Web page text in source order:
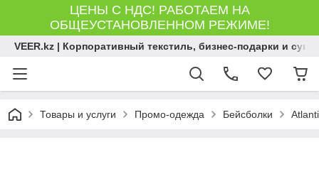
ЦЕНЫ С НДС! РАБОТАЕМ НА
ОБЩЕУСТАНОВЛЕННОМ РЕЖИМЕ!
VEER.kz | Корпоративный текстиль, бизнес-подарки и
Товары и услуги Промо-одежда Бейсболки